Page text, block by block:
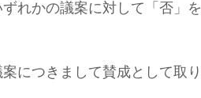
れかの議案に対して「否」
につきまして賛成として取